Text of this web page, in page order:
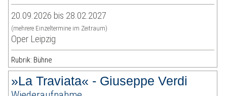
20.09.2026 bis 28.02.2027
(mehrere Einzeltermine im Zeitraum)
Oper Leipzig
Rubrik: Bühne
»La Traviata« - Giuseppe Verdi